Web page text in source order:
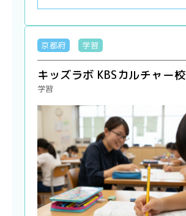
京都府 学習
キッズラボ KBSカルチャー校
学習